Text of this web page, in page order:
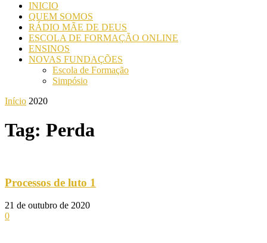
INICIO
QUEM SOMOS
RÁDIO MÃE DE DEUS
ESCOLA DE FORMAÇÃO ONLINE
ENSINOS
NOVAS FUNDAÇÕES
Escola de Formação
Simpósio
Início 2020
Tag: Perda
Processos de luto 1
21 de outubro de 2020
0